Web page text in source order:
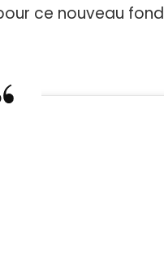
ce nouveau